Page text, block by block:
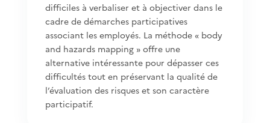
difficiles à verbaliser et à objectiver dans le
cadre de démarches participatives
associant les employés. La méthode « body
and hazards mapping » offre une
alternative intéressante pour dépasser ces
difficultés tout en préservant la qualité de
l’évaluation des risques et son caractère
participatif.